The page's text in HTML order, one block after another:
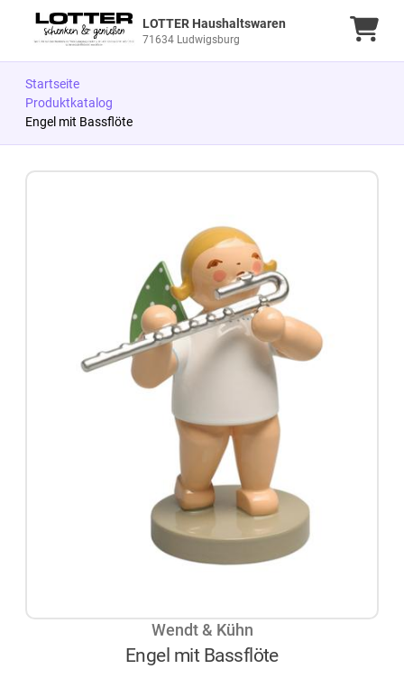
LOTTER Haushaltswaren
71634 Ludwigsburg
Startseite
Produktkatalog
Engel mit Bassflöte
Wendt & Kühn
Engel mit Bassflöte